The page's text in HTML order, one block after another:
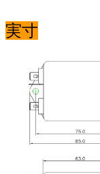
実寸